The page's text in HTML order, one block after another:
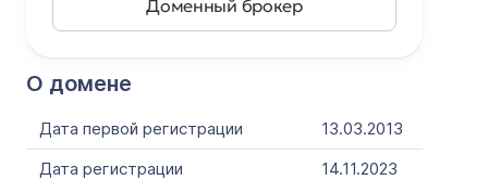
О домене
Дата первой регистрации
13.03.2013
Дата регистрации
14.11.2023
Доменный брокер